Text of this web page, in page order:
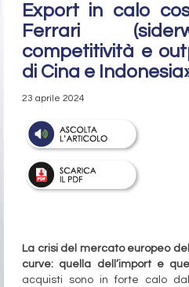
Export in calo
Ferrari
competitività e
di Cina e
23 aprile 2024
La crisi del mercato europeo
curve: quella dell’import e
acquisti sono in forte calo